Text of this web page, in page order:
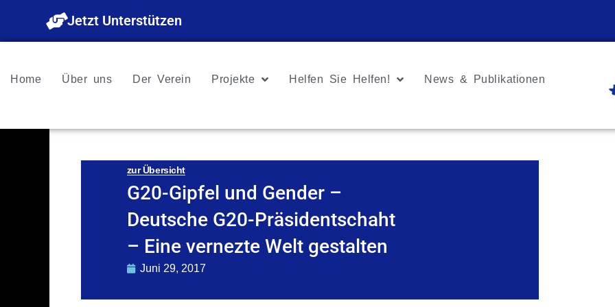
springen
Jetzt Unterstützen
Home Über uns Der Verein Projekte Helfen Sie Helfen! News & Publikationen
zur Übersicht
G20-Gipfel und Gender –
Deutsche G20-Präsidentschaht
– Eine vernezte Welt gestalten
Juni 29, 2017